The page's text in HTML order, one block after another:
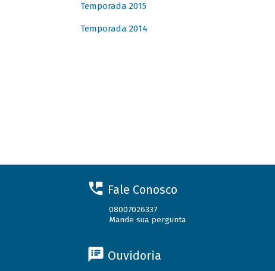
Temporada 2015
Temporada 2014
Fale Conosco
08007026337
Mande sua pergunta
Ouvidoria